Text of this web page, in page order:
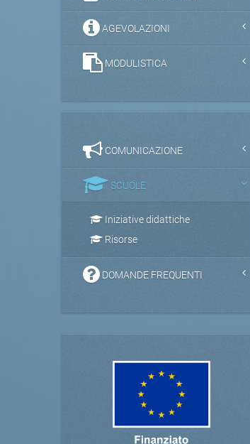
AGEVOLAZIONI
MODULISTICA
COMUNICAZIONE
SCUOLE
Iniziative didattiche
Risorse
DOMANDE FREQUENTI